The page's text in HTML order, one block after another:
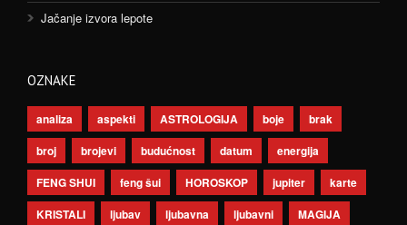
Jačanje izvora lepote
OZNAKE
analiza aspekti ASTROLOGIJA boje
brak
broj
brojevi budućnost datum
energija
FENG SHUI
feng šui HOROSKOP jupiter
karte
KRISTALI
ljubav ljubavna ljubavni MAGIJA